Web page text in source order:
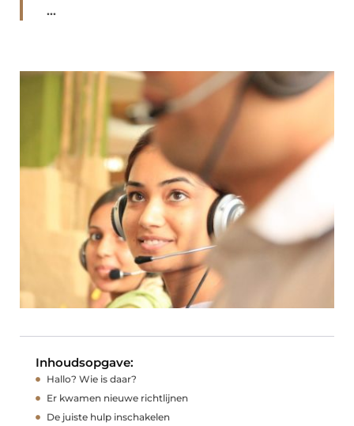
...
Inhoudsopgave:
Hallo? Wie is daar?
Er kwamen nieuwe richtlijnen
De juiste hulp inschakelen